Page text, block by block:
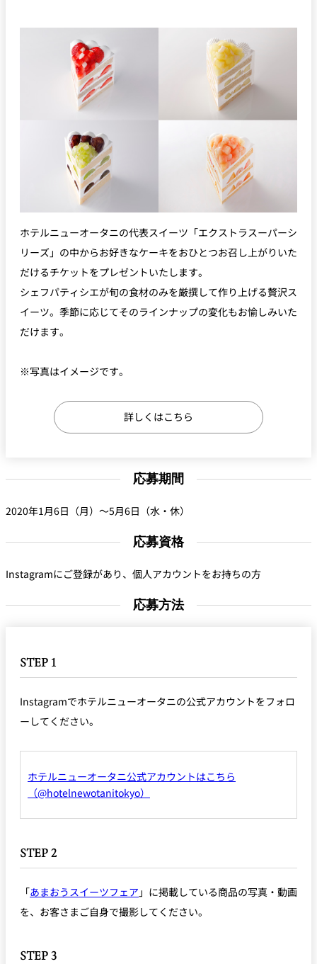
ホテルニューオータニの代表スイーツ「エクストラスーパーシ
リーズ」の中からお好きなケーキをおひとつお召し上がりいた
だけるチケットをプレゼントいたします。
シェフパティシエが旬の食材のみを厳撰して作り上げる贅沢ス
イーツ。季節に応じてそのラインナップの変化もお愉しみいた
だけます。
※写真はイメージです。
詳しくはこちら
応募期間
2020年1月6日（月）～5月6日（水・休）
応募資格
Instagramにご登録があり、個人アカウントをお持ちの方
応募方法
STEP 1
Instagramでホテルニューオータニの公式アカウントをフォロ
ーしてください。
ホテルニューオータニ公式アカウントはこちら
（@hotelnewotanitokyo）
STEP 2
「あまおうスイーツフェア 」に掲載している商品の写真・動画
を、お客さまご自身で撮影してください。
STEP 3